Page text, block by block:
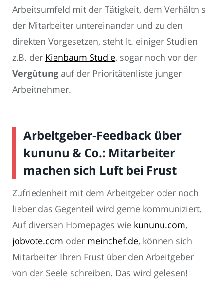
Arbeitsumfeld mit der Tätigkeit, dem Verhältnis
der Mitarbeiter untereinander und zu den
direkten Vorgesetzen, steht lt. einiger Studien
z.B. der Kienbaum Studie, sogar noch vor der
Vergütung auf der Prioritätenliste junger
Arbeitnehmer.
Arbeitgeber-Feedback über
kununu & Co.: Mitarbeiter
machen sich Luft bei Frust
Zufriedenheit mit dem Arbeitgeber oder noch
lieber das Gegenteil wird gerne kommuniziert.
Auf diversen Homepages wie kununu.com,
jobvote.com oder meinchef.de, können sich
Mitarbeiter Ihren Frust über den Arbeitgeber
von der Seele schreiben. Das wird gelesen!